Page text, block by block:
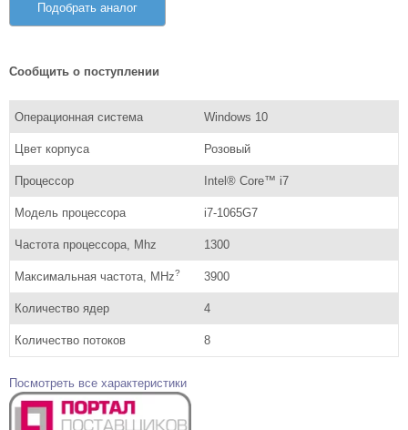
Подобрать аналог
Сообщить о поступлении
Операционная система Windows 10
Цвет корпуса Розовый
Процессор Intel® Core™ i7
Модель процессора i7-1065G7
Частота процессора, Mhz 1300
Максимальная частота, MHz? 3900
Количество ядер 4
Количество потоков 8
Посмотреть все характеристики